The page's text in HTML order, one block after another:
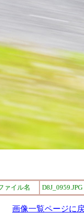
ァイル名 D8J_0959.JPG
画像一覧ページに